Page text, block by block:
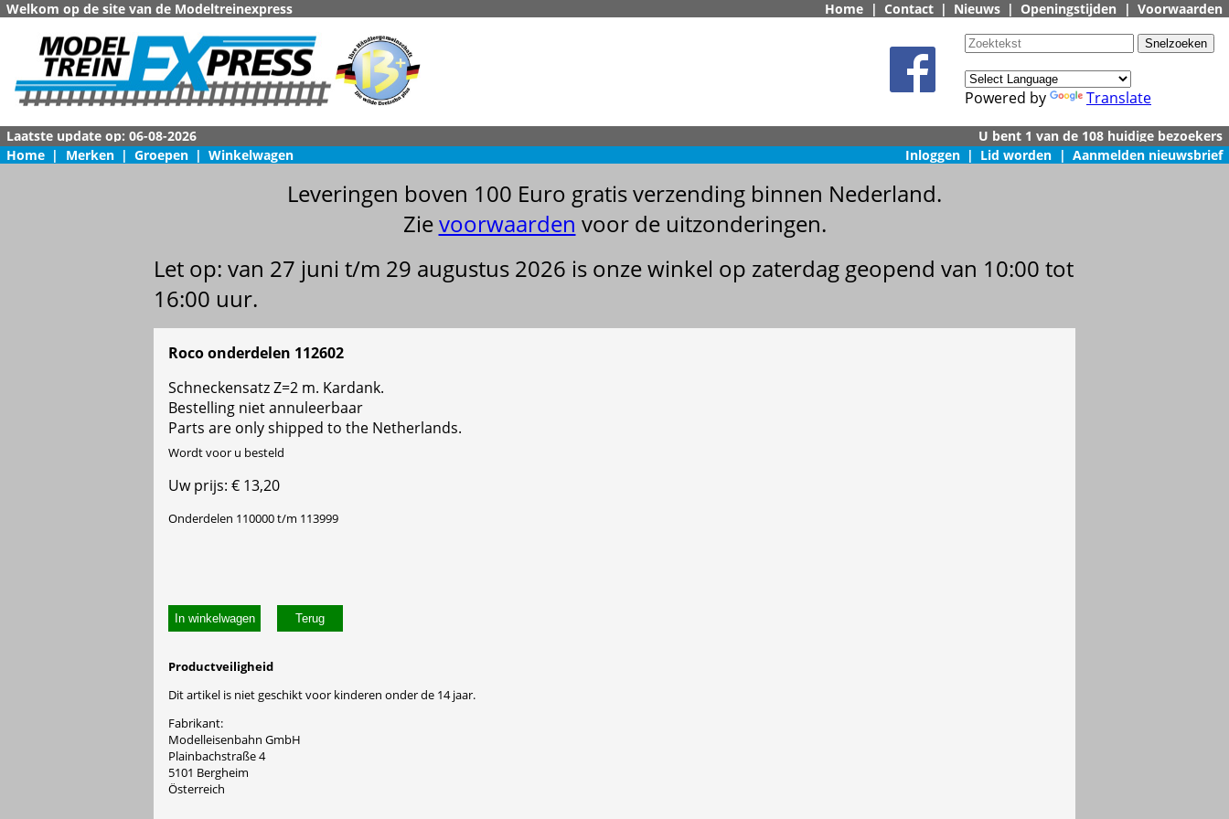
Welkom op de site van de Modeltreinexpress Home | Contact | Nieuws | Openingstijden | Voorwaarden
Powered by Translate
Home | Merken | Groepen | Winkelwagen Inloggen | Lid worden | Aanmelden nieuwsbrief
Leveringen boven 100 Euro gratis verzending binnen Nederland.
Zievoorwaarden voor de uitzonderingen.
Let op: van 27 juni t/m 29 augustus 2026 is onze winkel op zaterdag geopend van 10:00 tot
16:00 uur.
Roco onderdelen 112602
Schneckensatz Z=2 m. Kardank.
Bestelling niet annuleerbaar
Parts are only shipped to the Netherlands.
Wordt voor u besteld
Uw prijs: € 13,20
Onderdelen 110000 t/m 113999
In winkelwagen
Productveiligheid
Dit artikel is niet geschikt voor kinderen onder de 14 jaar.
Fabrikant:
Modelleisenbahn GmbH
Plainbachstraße 4
5101 Bergheim
Österreich